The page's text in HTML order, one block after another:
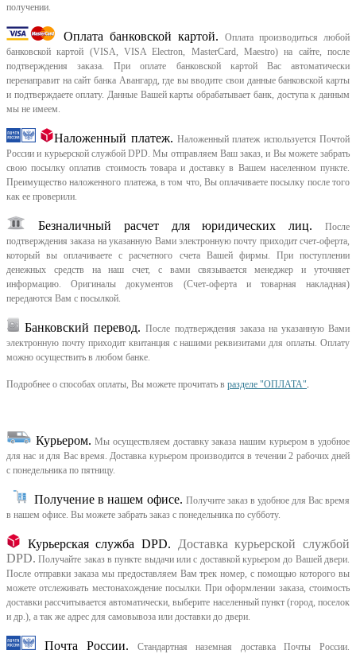
получении.
Оплата банковской картой.
Оплата производиться любой
банковской картой (VISA, VISA Electron, MasterCard, Maestro) на сайте, после
подтверждения заказа. При оплате банковской картой Вас автоматически
перенаправит на сайт банка Авангард, где вы вводите свои данные банковской карты
и подтверждаете оплату. Данные Вашей карты обрабатывает банк, доступа к данным
мы не имеем.
Наложенный платеж. Наложенный платеж используется Почтой
России и курьерской службой DPD. Мы отправляем Ваш заказ, и Вы можете забрать
свою посылку оплатив стоимость товара и доставку в Вашем населенном пункте.
Преимущество наложенного платежа, в том что, Вы оплачиваете посылку после того
как ее проверили.
Безналичный расчет для юридических лиц.
После
подтверждения заказа на указанную Вами электронную почту приходит счет-оферта,
который вы оплачиваете с расчетного счета Вашей фирмы. При поступлении
денежных средств на наш счет, с вами связывается менеджер и уточняет
информацию. Оригиналы документов (Счет-оферта и товарная накладная)
передаются Вам с посылкой.
Банковский перевод. После подтверждения заказа на указанную Вами
электронную почту приходит квитанция с нашими реквизитами для оплаты. Оплату
можно осуществить в любом банке.
Подробнее о способах оплаты, Вы можете прочитать в разделе "ОПЛАТА"
Курьером. Мы осуществляем доставку заказа нашим курьером в удобное
для нас и для Вас время. Доставка курьером производится в течении 2 рабочих дней
с понедельника по пятницу.
Получение в нашем офисе. Получите заказ в удобное для Вас время
в нашем офисе. Вы можете забрать заказ с понедельника по субботу.
Курьерская служба DPD.
Доставка курьерской службой
DPD. Получайте заказ в пункте выдачи или с доставкой курьером до Вашей двери.
После отправки заказа мы предоставляем Вам трек номер, с помощью которого вы
можете отслеживать местонахождение посылки. При оформлении заказа, стоимость
доставки рассчитывается автоматически, выберите населенный пункт (город, поселок
и др.), а так же адрес для самовывоза или доставки до двери.
Почта России.
Стандартная наземная доставка Почты России.